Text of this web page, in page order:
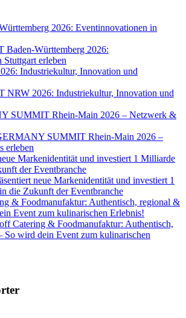
Baden-Württemberg 2026:
erleben
NRW 2026: Industriekultur, Innovation und
SUMMIT Rhein-Main 2026 –
erleben
neue Markenidentität und investiert 1
die Zukunft der Eventbranche
Catering & Foodmanufaktur: Authentisch,
wird dein Event zum kulinarischen